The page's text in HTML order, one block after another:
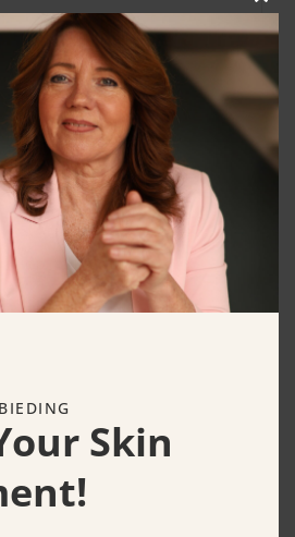
Relief Spot
15 ml
€25.50
Close
Skin